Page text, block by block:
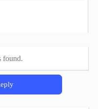
found.